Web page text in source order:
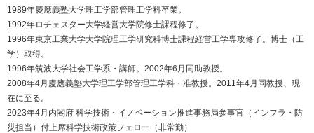
1989年慶應義塾大学理工学部管理工学科卒業。
1992年ロチェスター大学経営大学院修士課程修了。
1996年東京工業大学大学院理工学研究科博士課程経営工学専攻修了。博士（工
学）取得。
1996年筑波大学社会工学系・講師。2002年6月同助教授。
2008年4月慶應義塾大学理工学部管理工学科・准教授。2011年4月同教授、現
在に至る。
2023年4月内閣府 科学技術・イノベーション推進事務局参事官（インフラ・防
災担当）付上席科学技術政策フェロー（非常勤）